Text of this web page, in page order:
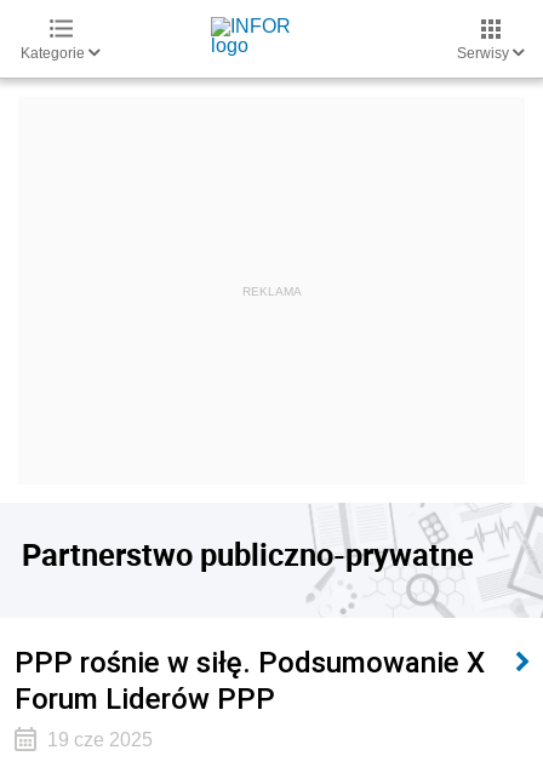
Kategorie Serwisy
Partnerstwo publiczno-prywatne
PPP rośnie w siłę. Podsumowanie X
Forum Liderów PPP
19 cze 2025